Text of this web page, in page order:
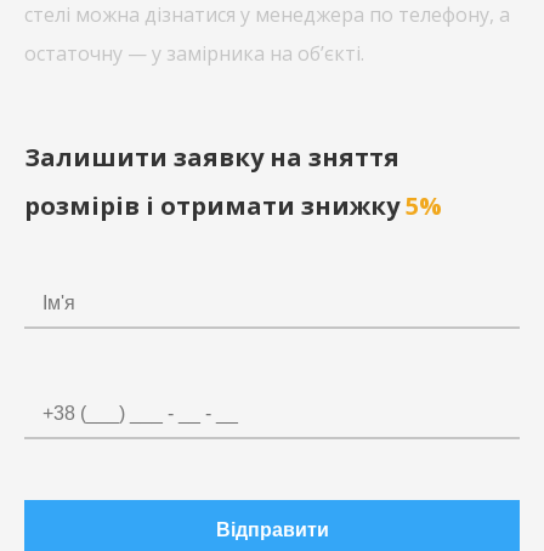
стелі можна дізнатися у менеджера по телефону, а
остаточну — у замірника на об’єкті.
Залишити заявку на зняття
розмірів і отримати знижку5%